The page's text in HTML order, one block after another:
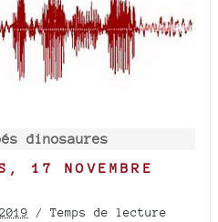
dinosaures
17 NOVEMBRE
/ Temps de lecture